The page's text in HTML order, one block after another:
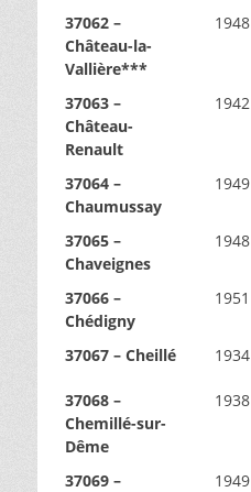
37062 –
Château-la-
Vallière***
1948
37063 –
Château-
Renault
1942
37064 –
Chaumussay
1949
37065 –
Chaveignes
1948
37066 –
Chédigny
1951
37067 – Cheillé 1934
37068 –
Chemillé-sur-
Dême
1938
37069 –
1949